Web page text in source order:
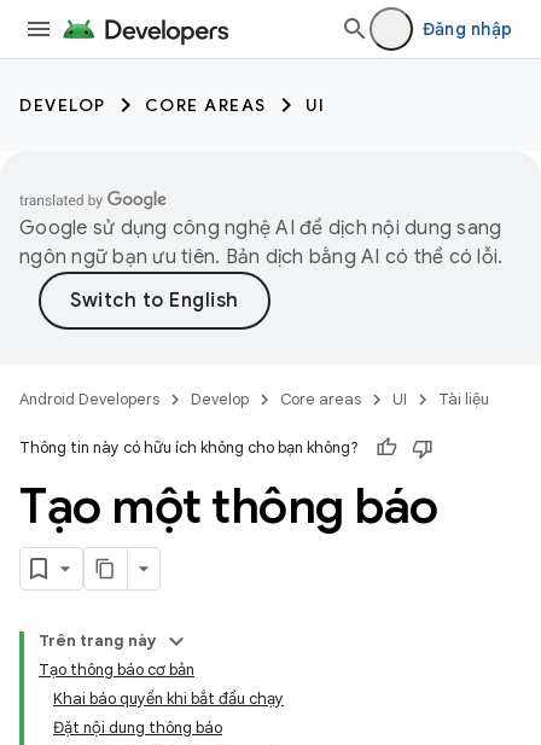
Đăng nhập
DEVELOP CORE AREAS UI
Google sử dụng công nghệ AI để dịch nội dung sang
ngôn ngữ bạn ưu tiên. Bản dịch bằng AI có thể có lỗi.
Android Developers Develop Core areas UI Tài liệu
Thông tin này có hữu ích không cho bạn không?
Tạo một thông báo
Trên trang này
Tạo thông báo cơ bản
Khai báo quyền khi bắt đầu chạy
Đặt nội dung thông báo